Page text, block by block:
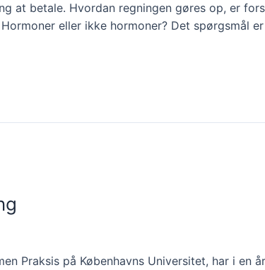
at betale. Hvordan regningen gøres op, er
eller ikke hormoner? Det spørgsmål
Praksis på Københavns Universitet, har i en